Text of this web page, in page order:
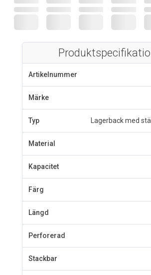
Artikelnummer
Märke
Typ Lagerback med
Material
Kapacitet
Färg
Längd
Perforerad
Stackbar